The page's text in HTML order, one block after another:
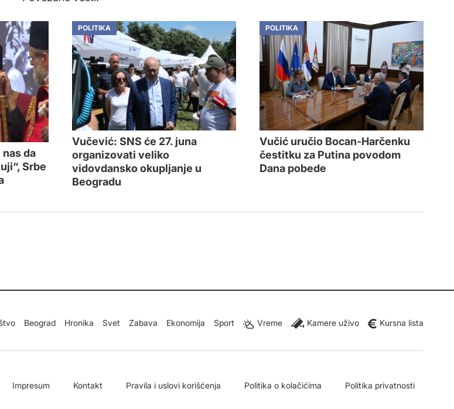
da
Srbe
POLITIKA
Vučević: SNS će 27. juna
organizovati veliko
vidovdansko okupljanje u
Beogradu
POLITIKA
Vučić uručio Bocan-Harčenku
čestitku za Putina povodom
Dana pobede
Beograd Hronika Svet Zabava Ekonomija Sport Vreme Kamere uživo Kursna lista
Impresum Kontakt Pravila i uslovi korišćenja Politika o kolačićima Politika privatnosti